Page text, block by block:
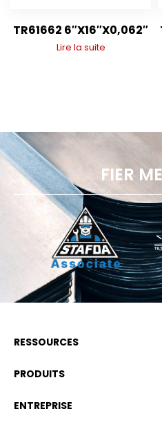
TR61662 6″X16″X0,062″
Lire la suite
FIER
RESSOURCES
PRODUITS
ENTREPRISE